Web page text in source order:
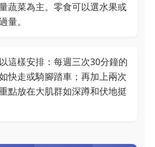
蔬菜為主。零食可以選水果或
量。
這樣安排：每週三次30分鐘的
快走或騎腳踏車；再加上兩次
點放在大肌群如深蹲和伏地挺